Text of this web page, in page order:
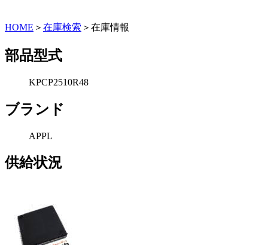
HOME ＞ 在庫検索 ＞在庫情報
部品型式
KPCP2510R48
ブランド
APPL
供給状況